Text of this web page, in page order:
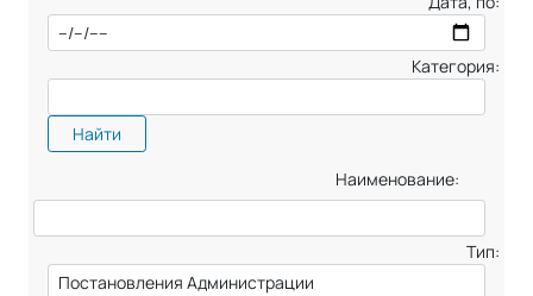
Категория:
Найти
Наименование:
Тип: